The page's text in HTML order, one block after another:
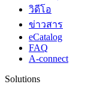
วิดีโอ
ข่าวสาร
eCatalog
FAQ
A-connect
Solutions